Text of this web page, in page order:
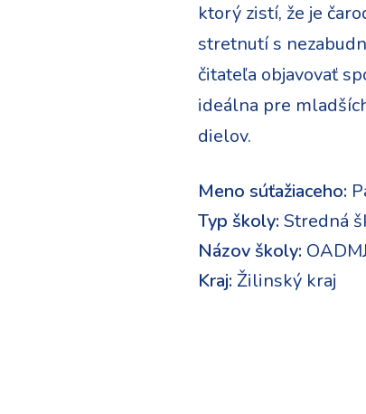
ktorý zistí, že je
stretnutí s
čitateľa objavovať
ideálna pre
dielov.
Meno súťažiaceho:
Typ školy: Stredná
Názov školy:
Kraj: Žilinský kraj